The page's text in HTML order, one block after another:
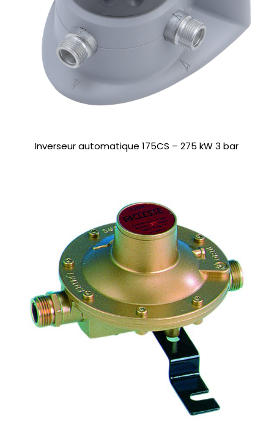
Inverseur automatique 175CS – 275 kW 3 bar